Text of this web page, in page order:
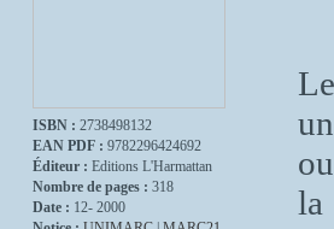
ISBN : 2738498132
EAN PDF : 9782296424692
Éditeur : Editions L'Harmattan
Nombre de pages : 318
Date : 12- 2000
la